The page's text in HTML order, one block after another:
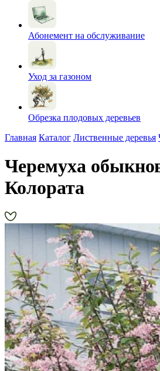
Абонемент на обслуживание
Уход за газоном
Обрезка плодовых деревьев
Главная Каталог Лиственные деревья
Черемуха
Колората